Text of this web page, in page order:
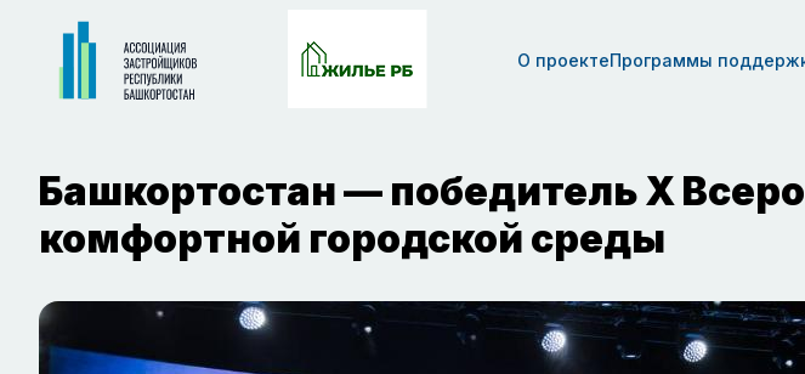
О проектеПрограммы
Башкортостан — победитель X
комфортной городской среды